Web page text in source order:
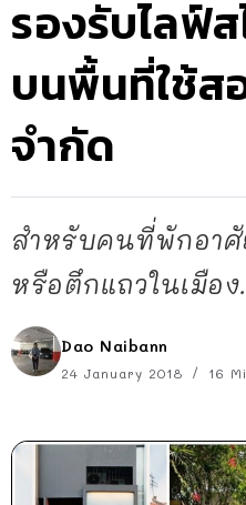
รองรับไลฟ์
บนพื้นที่ใช้ส
จำกัด
สำหรับคนที่พักอาศั
หรือตึกแถวในเมือง
Dao Naibann
24 January 2018 16